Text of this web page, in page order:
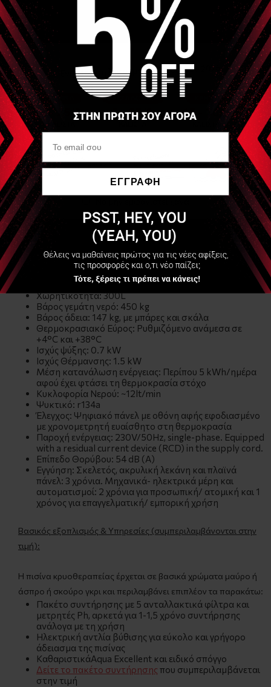
Κατάλληλο για επαγγελματική χρήση
Τεχνικά Χαρακτηριστικά:
Διαστάσεις χωρίς τη σκάλα: Μήκος 120 cm, Πλάτος 79
cm, Ύψος 105 cm
Διαστάσεις με τη σκάλα: Μήκος 120/1540 cm, Πλάτος
79/113 cm, Ύψος 122 cm
Χωρητικότητα: 300L
Βάρος γεμάτη νερό: 450 kg
Βάρος άδεια: 147 kg, με μπάρες και σκάλα
Θερμοκρασιακό Εύρος: Ρυθμιζόμενο ανάμεσα σε
+4°C και +38°C
Ισχύς ψύξης: 0.7 kW
Ισχύς Θέρμανσης: 1.5 kW
Μέση κατανάλωση ενέργειας: Περίπου 5 kWh/ημέρα
αφού έχει φτάσει τη θερμοκρασία στόχο
Κυκλοφορία Νερού: ~12lt/min
Ψυκτικό: r134a
Έλεγχος: Ψηφιακό πάνελ με οθόνη αφής εφοδιασμένο
με χρονομετρητή ευαίσθητο στη θερμοκρασία
Παροχή ενέργειας: 230V/50Hz, single-phase. Equipped
with a residual current device (RCD) in the supply cord.
Επίπεδο Θορύβου: 54 dB (A)
Εγγύηση: Σκελετός, ακρυλική λεκάνη και πλαϊνά
πάνελ: 3 χρόνια. Μηχανικά- ηλεκτρικά μέρη και
αυτοματισμοί: 2 χρόνια για προσωπική/ ατομική και 1
χρόνος για επαγγελματική/ εμπορική χρήση
Βασικός εξοπλισμός & Υπηρεσίες (συμπεριλαμβάνονται στην
τιμή):
Η πισίνα κρυοθεραπείας έρχεται σε βασικά χρώματα μαύρο ή
άσπρο ή σκούρο γκρι και περιλαμβάνει επιπλέον τα παρακάτω:
Πακέτο συντήρησης με 5 ανταλλακτικά φίλτρα και
μετρητές Ph, αρκετά για 1-1,5 χρόνο συντήρησης
ανάλογα με τη χρήση
Ηλεκτρική αντλία βύθισης για εύκολο και γρήγορο
άδειασμα της πισίνας
ΚαθαριστικάAqua Excellent και ειδικό σπόγγο
Δείτε το πακέτο συντήρησης που συμπεριλαμβάνεται
στην τιμή
ΕΓΓΡΑΦΗ